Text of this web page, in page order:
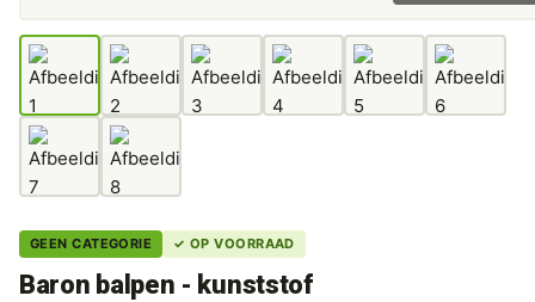
GEEN CATEGORIE ✓ OP VOORRAAD
Baron balpen - kunststof